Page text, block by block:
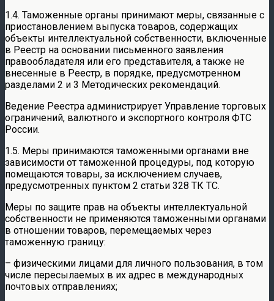
1.4. Таможенные органы принимают меры, связанные с
приостановлением выпуска товаров, содержащих
объекты интеллектуальной собственности, включенные
в Реестр на основании письменного заявления
правообладателя или его представителя, а также не
внесенные в Реестр, в порядке, предусмотренном
разделами 2 и 3 Методических рекомендаций.
Ведение Реестра администрирует Управление торговых
ограничений, валютного и экспортного контроля ФТС
России.
1.5. Меры принимаются таможенными органами вне
зависимости от таможенной процедуры, под которую
помещаются товары, за исключением случаев,
предусмотренных пунктом 2 статьи 328 ТК ТС.
Меры по защите прав на объекты интеллектуальной
собственности не применяются таможенными органами
в отношении товаров, перемещаемых через
таможенную границу:
– физическими лицами для личного пользования, в том
числе пересылаемых в их адрес в международных
почтовых отправлениях;